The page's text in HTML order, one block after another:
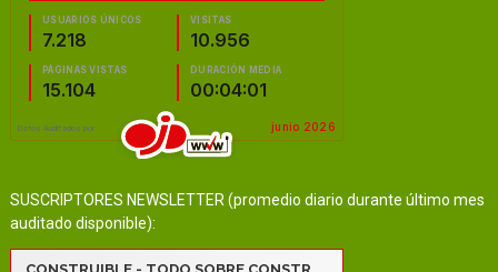
SUSCRIPTORES NEWSLETTER (promedio diario durante último mes
auditado disponible):